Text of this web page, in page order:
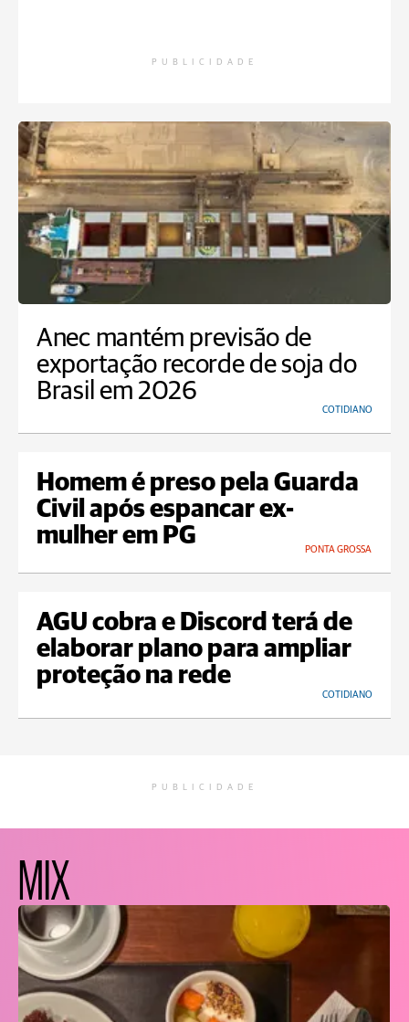
PUBLICIDADE
Anec mantém previsão de
exportação recorde de soja do
Brasil em 2026
COTIDIANO
Homem é preso pela Guarda
Civil após espancar ex-
mulher em PG
PONTA GROSSA
AGU cobra e Discord terá de
elaborar plano para ampliar
proteção na rede
COTIDIANO
PUBLICIDADE
MIX